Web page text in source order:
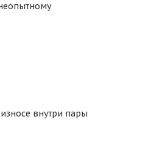
внутри пары